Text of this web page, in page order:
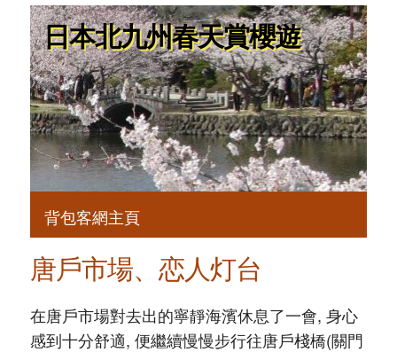
日本北九州春天賞櫻遊
背包客網主頁
唐戶市場、恋人灯台
在唐戶市場對去出的寧靜海濱休息了一會, 身心
感到十分舒適, 便繼續慢慢步行往唐戶棧橋(關門